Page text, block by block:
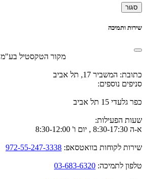
סגור
שירות ותמיכה
מקור הטקסטיל בע"מ
כתובת: המשביר 17, תל אביב
סניפים נוספים:
כפר גלעדי 15 תל אביב
שעות הפעילות:
א-ה 8:30-17:30 , יום ו' 8:30-12:00
שירות לקוחות בוואטסאפ: 972-55-247-3338
טלפון לתמיכה: 03-683-6320